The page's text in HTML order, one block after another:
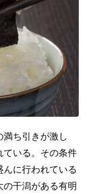
ち引きが激し
ている。その条件
に行われている
干潟がある有明